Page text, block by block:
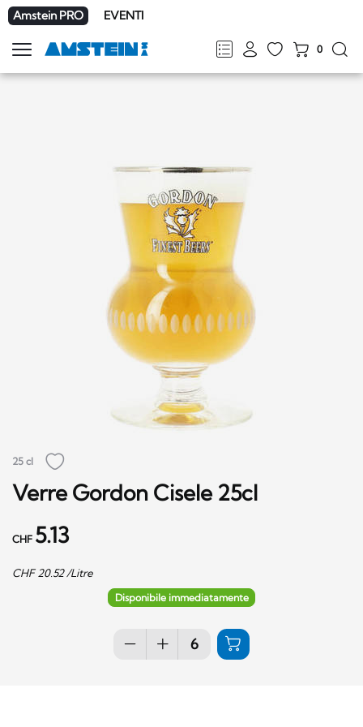
Amstein PRO EVENTI
FRDEENIT
0
Mostra
la
25 cl
Verre Gordon Cisele 25cl
CHF 5.13
CHF 20.52/Litre
Disponibile immediatamente